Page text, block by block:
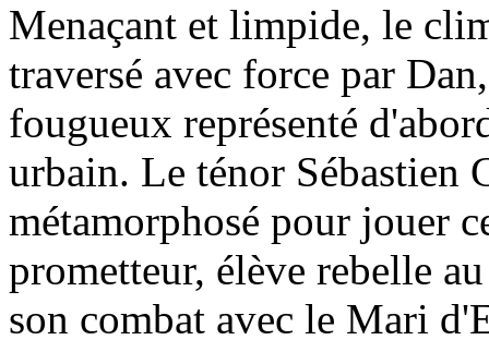
Menaçant et limpide, le
traversé avec force par
fougueux représenté
urbain. Le ténor Sébastien
métamorphosé pour jouer
prometteur, élève rebelle
son combat avec le Mari